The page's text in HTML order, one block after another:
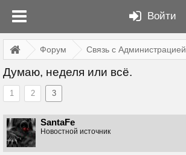
Войти
Форум Связь с Администрацией
Думаю, неделя или всё.
1 2 3
SantaFe
Новостной источник